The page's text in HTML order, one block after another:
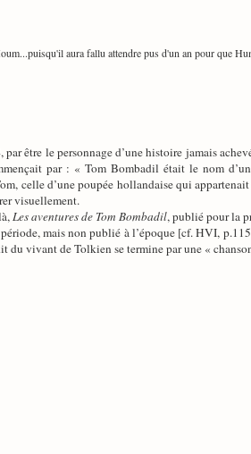
aura fallu attendre pus d'un an pour que
être le personnage d’une histoire jamais
par : « Tom Bombadil était le nom
celle d’une poupée hollandaise qui
visuellement.
Les aventures de Tom Bombadil, publié pour la
mais non publié à l’époque [cf. HVI,
du vivant de Tolkien se termine par une «